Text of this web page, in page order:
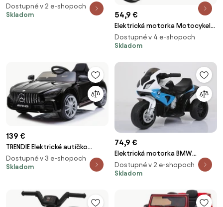
CLS 350 čierne
Dostupné v 2 e-shopoch
Skladom
54,9 €
Elektrická motorka Motocykel
K1500 Emulation biele
Dostupné v 4 e-shopoch
Skladom
139 €
TRENDIE Elektrické autíčko
Mercedes-Benz GTR čierne
Dostupné v 3 e-shopoch
Skladom
74,9 €
Elektrická motorka BMW
S1000RR modré
Dostupné v 2 e-shopoch
Skladom